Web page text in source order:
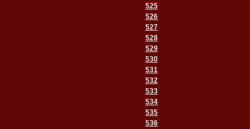
525
526
527
528
529
530
531
532
533
534
535
536